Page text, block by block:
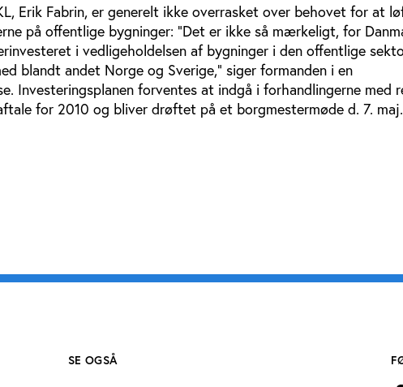
Erik Fabrin, er generelt ikke overrasket over behovet for at
på offentlige bygninger: ”Det er ikke så mærkeligt, for
i vedligeholdelsen af bygninger i den offentlige
blandt andet Norge og Sverige,” siger formanden i en
Investeringsplanen forventes at indgå i forhandlingerne med
for 2010 og bliver drøftet på et borgmestermøde d. 7. maj.
SE OGSÅ